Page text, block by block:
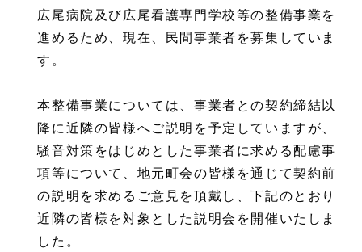
広尾病院及び広尾看護専門学校等の整備事業を
進めるため、現在、民間事業者を募集していま
す。
本整備事業については、事業者との契約締結以
降に近隣の皆様へご説明を予定していますが、
騒音対策をはじめとした事業者に求める配慮事
項等について、地元町会の皆様を通じて契約前
の説明を求めるご意見を頂戴し、下記のとおり
近隣の皆様を対象とした説明会を開催いたしま
した。